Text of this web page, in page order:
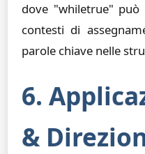
dove "whiletrue"
contesti di
parole chiave nelle
6.
&